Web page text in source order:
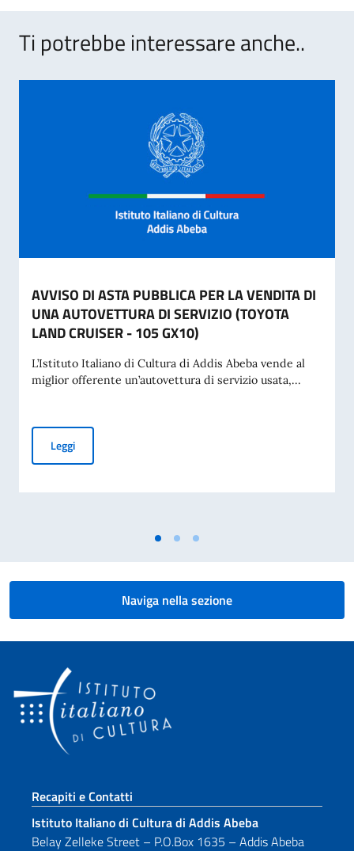
Ti potrebbe interessare anche..
AVVISO DI ASTA PUBBLICA PER LA VENDITA DI
UNA AUTOVETTURA DI SERVIZIO (TOYOTA
LAND CRUISER - 105 GX10)
L’Istituto Italiano di Cultura di Addis Abeba vende al
miglior offerente un’autovettura di servizio usata,...
LeggiAVVISO DI ASTA PUBBLICA PER LA VENDITA DI UNA
Naviga nella sezione
Sezione footer
Recapiti e Contatti
Istituto Italiano di Cultura di Addis Abeba
Belay Zelleke Street – P.O.Box 1635 – Addis Abeba